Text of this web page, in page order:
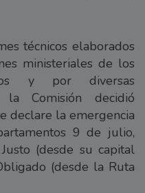
técnicos elaborados
ministeriales de los
y por diversas
Comisión decidió
declare la emergencia
9 de julio,
(desde su capital
(desde la Ruta